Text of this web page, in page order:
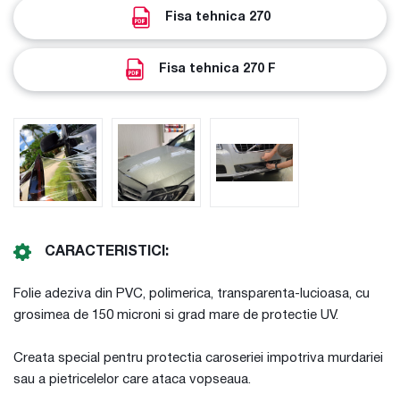
Fisa tehnica 270
Fisa tehnica 270 F
CARACTERISTICI:
Folie adeziva din PVC, polimerica, transparenta-lucioasa, cu
grosimea de 150 microni si grad mare de protectie UV.
Creata special pentru protectia caroseriei impotriva murdariei
sau a pietricelelor care ataca vopseaua.